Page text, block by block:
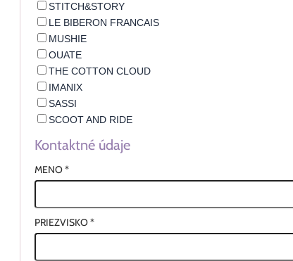
STITCH&STORY
LE BIBERON FRANCAIS
MUSHIE
OUATE
THE COTTON CLOUD
IMANIX
SASSI
SCOOT AND RIDE
Kontaktné údaje
MENO*
PRIEZVISKO*